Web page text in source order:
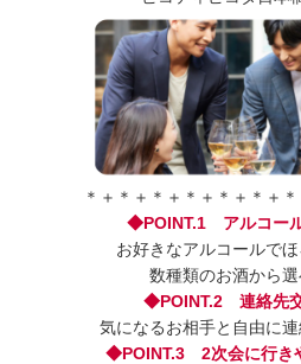
＊＋＊＋＊＋＊＋＊＋＊＋
◆POINT.1 アルコー
お好きなアルコールで
数種類のお酒から選
◆POINT.2 連絡先
気になるお相手と自由に連
◆POINT.3 2次会に行き